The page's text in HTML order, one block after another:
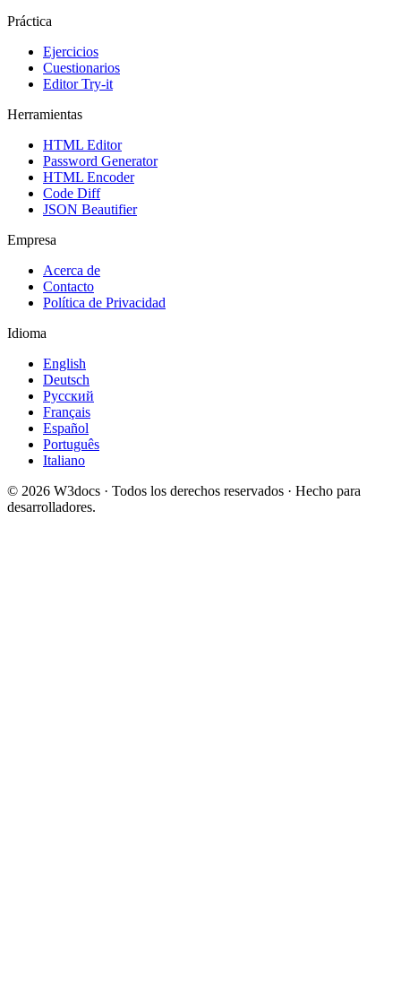
Práctica
Ejercicios
Cuestionarios
Editor Try-it
Herramientas
HTML Editor
Password Generator
HTML Encoder
Code Diff
JSON Beautifier
Empresa
Acerca de
Contacto
Política de Privacidad
Idioma
English
Deutsch
Русский
Français
Español
Português
Italiano
© 2026 W3docs · Todos los derechos reservados · Hecho para
desarrolladores.